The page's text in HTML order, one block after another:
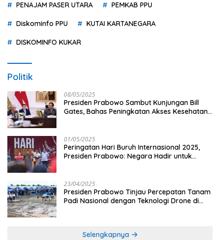
PENAJAM PASER UTARA PEMKAB PPU
Diskominfo PPU KUTAI KARTANEGARA
DISKOMINFO KUKAR
Politik
08/05/2025
Presiden Prabowo Sambut Kunjungan Bill
Gates, Bahas Peningkatan Akses Kesehatan
01/05/2025
Peringatan Hari Buruh Internasional 2025,
Presiden Prabowo: Negara Hadir untuk
23/04/2025
Presiden Prabowo Tinjau Percepatan Tanam
Padi Nasional dengan Teknologi Drone di
Selengkapnya